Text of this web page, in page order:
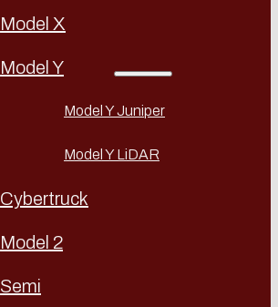
Model X
Model Y
Model Y Juniper
Model Y LiDAR
Cybertruck
Model 2
Semi